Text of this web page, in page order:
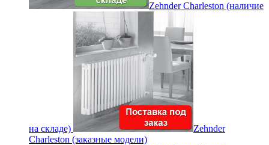
Zehnder Charleston (наличие
на складе)
Zehnder
Charleston (заказные модели)